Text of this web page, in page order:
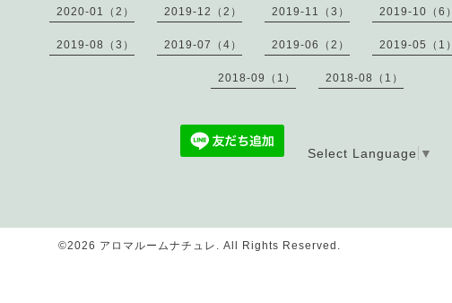
2020-01（2） 2019-12（2） 2019-11（3） 2019-10（6）
2019-08（3） 2019-07（4） 2019-06（2） 2019-05（1）
2018-09（1） 2018-08（1）
Select Language ▼
©2026 アロマルームナチュレ . All Rights Reserved.